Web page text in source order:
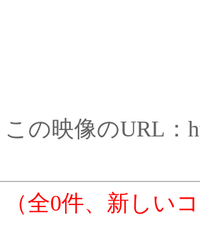
この映像のURL：
全0件、新しい